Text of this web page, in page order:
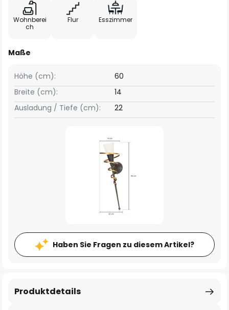
Wohnberei
ch
Flur Esszimmer
Maße
Breite (cm): 14
Höhe (cm): 60
Ausladung / Tiefe (cm): 22
Haben Sie Fragen zu diesem Artikel?
Produktdetails